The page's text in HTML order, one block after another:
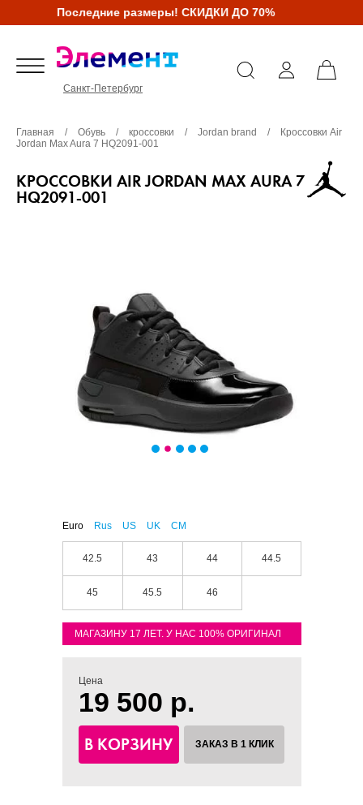
Последние размеры! СКИДКИ ДО 70%
Санкт-Петербург
Главная / Обувь / кроссовки / Jordan brand /
Кроссовки Air
Jordan Max Aura 7 HQ2091-001
КРОССОВКИ AIR JORDAN MAX AURA 7
HQ2091-001
Euro Rus US UK CM
42.5 43 44 44.5
45 45.5 46
МАГАЗИНУ 17 ЛЕТ. У НАС 100% ОРИГИНАЛ
Цена
19 500 р.
В КОРЗИНУ ЗАКАЗ В 1 КЛИК